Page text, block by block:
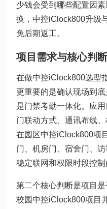
少钱会受到哪些配置因
换，中控iClock800升级
免后期返工。
项目需求与核心判断
在做中控iClock800选型
更重要的是确认现场到
是门禁考勤一体化。应
门联动方式、通讯布线
在园区中控iClock800项
门、机房门、宿舍门、
稳定联网和权限时段控制
第二个核心判断是项目
校园中控iClock800项目